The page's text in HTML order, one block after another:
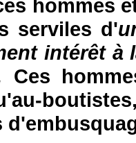
hommes
serviles d'
intérêt à
Ces